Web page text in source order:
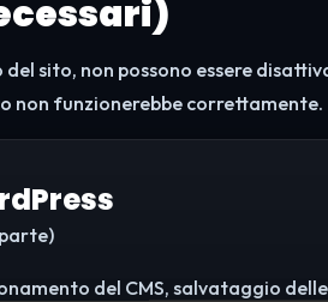
sito, non possono essere
non funzionerebbe correttamente.
del CMS, salvataggio